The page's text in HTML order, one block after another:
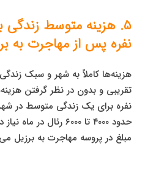
۵. هزینه متوسط
نفره پس از مهاجرت به
هزینه‌ها کاملاً به شهر و سبک
تقریبی و بدون در نظر گرفتن
نفره برای یک زندگی متوسط در
حدود ۴۰۰۰ تا ۶۰۰۰
مبلغ در پروسه مهاجرت به برزیل می‌تواند تا ۳۰